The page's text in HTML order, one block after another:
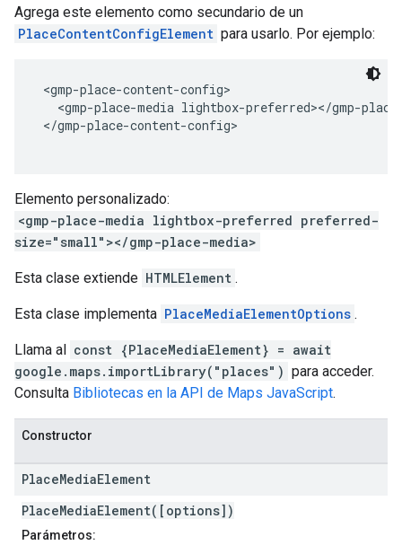
Agrega este elemento como secundario de un
PlaceContentConfigElement para usarlo. Por ejemplo:
<gmp-place-content-config>
<gmp-place-media lightbox-preferred></gmp-place-
</gmp-place-content-config>
Elemento personalizado:
<gmp-place-media lightbox-preferred preferred-
size="small"></gmp-place-media>
Esta clase extiende HTMLElement .
Esta clase implementa PlaceMediaElementOptions .
Llama al const {PlaceMediaElement} = await
google.maps.importLibrary("places") para acceder.
Consulta Bibliotecas en la API de Maps JavaScript.
Constructor
PlaceMediaElement
PlaceMediaElement([options])
Parámetros: